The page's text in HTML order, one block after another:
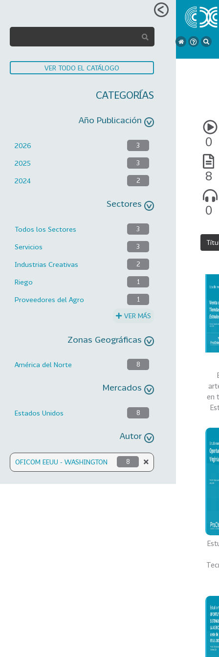
VER TODO EL CATÁLOGO
CATEGORÍAS
Año Publicación
2026 3
2025 3
2024 2
Sectores
Todos los Sectores 3
Servicios 3
Industrias Creativas 2
Riego 1
Proveedores del Agro 1
VER MÁS
Zonas Geográficas
América del Norte 8
Mercados
Estados Unidos 8
Autor
OFICOM EEUU - WASHINGTON 8
0
8
0
en